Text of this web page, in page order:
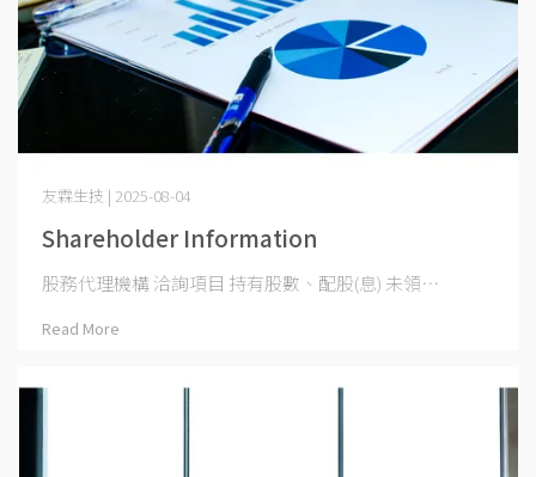
Shareholder Information
友霖生技 | 2025-08-04
股務代理機構 洽詢項目 持有股數、配股(息) 未領⋯
Read More